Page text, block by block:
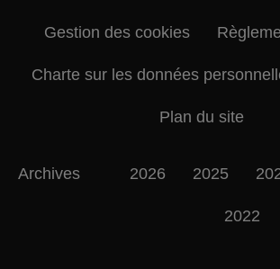
Gestion des cookies
Charte sur les données
Plan du site
Archives 2026 2025
2022